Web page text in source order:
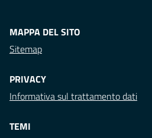
MAPPA DEL SITO
Sitemap
PRIVACY
Informativa sul trattamento dati
TEMI